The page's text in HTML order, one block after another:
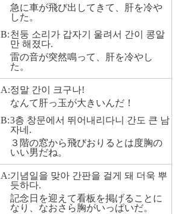
急に車が飛び出してきて、肝を冷や
した。
B:천둥 소리가 갑자기 울려서 간이 콩알
만 해졌다.
雷の音が突然鳴って、肝を冷やし
た。
A:정말 간이 크구나!
なんて肝っ玉が大きいんだ！
B:3층 창문에서 뛰어내리다니 간도 큰 남
자네.
３階の窓から飛びおりるとは度胸の
いい男だね。
A:기념일을 맞아 간판을 걸게 돼 더욱 뿌
듯하다.
記念日を迎えて看板を掲げることに
なり、なおさら胸がいっぱいだ。